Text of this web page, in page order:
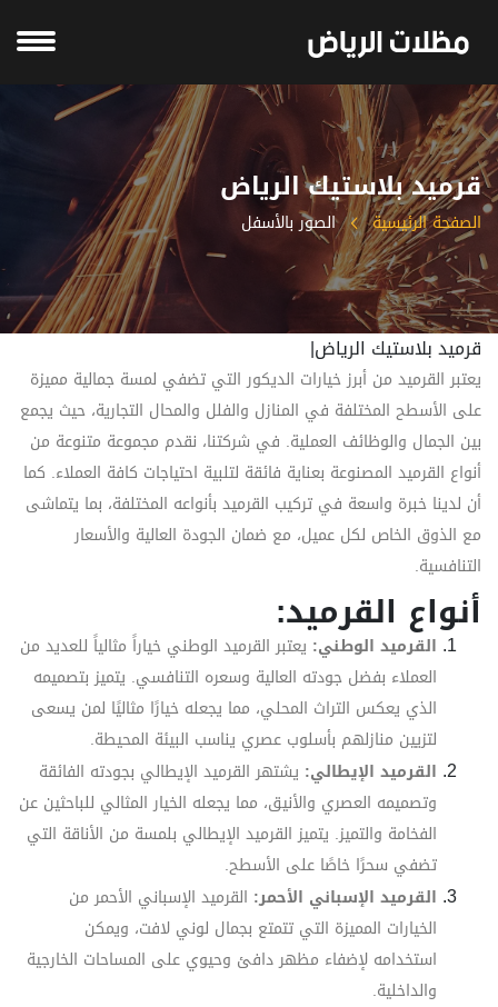
قرميد بلاستيك الرياض
الصفحة الرئيسية الصور بالأسفل
قرميد بلاستيك الرياض|
يعتبر القرميد من أبرز خيارات الديكور التي تضفي لمسة جمالية مميزة
على الأسطح المختلفة في المنازل والفلل والمحال التجارية، حيث يجمع
بين الجمال والوظائف العملية. في شركتنا، نقدم مجموعة متنوعة من
أنواع القرميد المصنوعة بعناية فائقة لتلبية احتياجات كافة العملاء. كما
أن لدينا خبرة واسعة في تركيب القرميد بأنواعه المختلفة، بما يتماشى
مع الذوق الخاص لكل عميل، مع ضمان الجودة العالية والأسعار
التنافسية.
أنواع القرميد:
القرميد الوطني: يعتبر القرميد الوطني خياراً مثالياً للعديد من
العملاء بفضل جودته العالية وسعره التنافسي. يتميز بتصميمه
الذي يعكس التراث المحلي، مما يجعله خيارًا مثاليًا لمن يسعى
لتزيين منازلهم بأسلوب عصري يناسب البيئة المحيطة.
القرميد الإيطالي: يشتهر القرميد الإيطالي بجودته الفائقة
وتصميمه العصري والأنيق، مما يجعله الخيار المثالي للباحثين عن
الفخامة والتميز. يتميز القرميد الإيطالي بلمسة من الأناقة التي
تضفي سحرًا خاصًا على الأسطح.
القرميد الإسباني الأحمر: القرميد الإسباني الأحمر من
الخيارات المميزة التي تتمتع بجمال لوني لافت، ويمكن
استخدامه لإضفاء مظهر دافئ وحيوي على المساحات الخارجية
والداخلية.